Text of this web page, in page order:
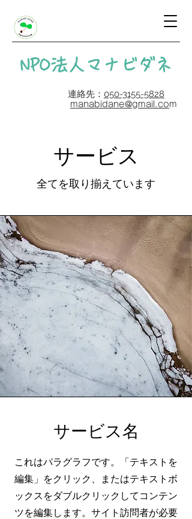
​NPO法人マナビダネ
連絡先： 050-3155-5828
manabidane@gmail.com
サービス
全てを取り揃えています
サービス名
これはパラグラフです。「テキストを
編集」をクリック、またはテキストボ
ックスをダブルクリックしてコンテン
ツを編集します。サイト訪問者が必要